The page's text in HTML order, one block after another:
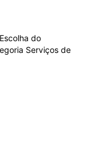
do
Serviços de